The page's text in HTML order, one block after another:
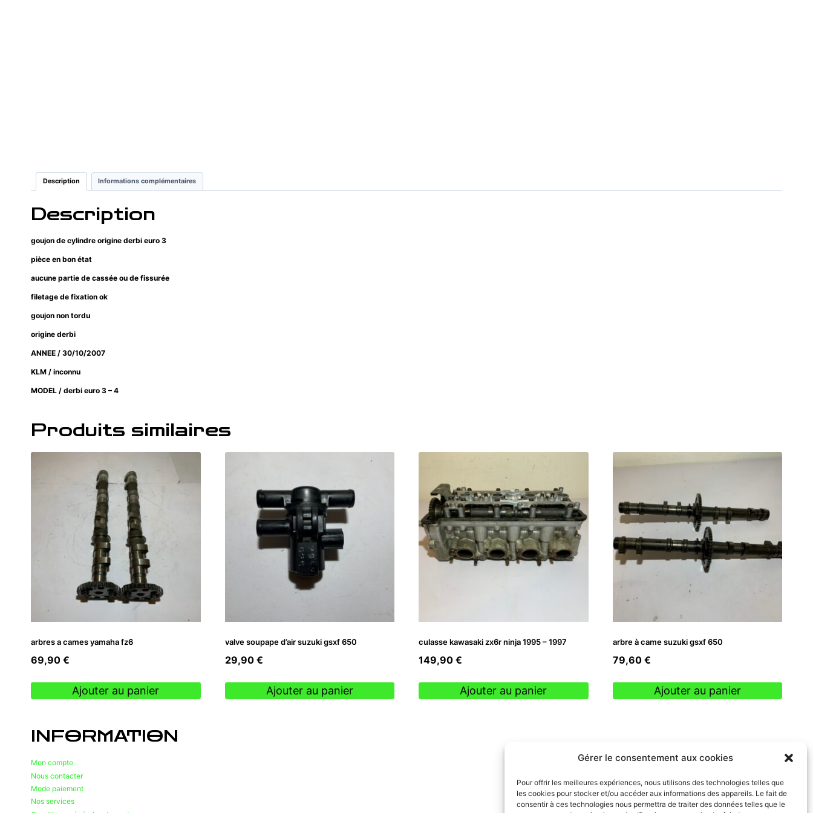
Gérer le consentement aux cookies
Pour offrir les meilleures expériences, nous utilisons des technologies telles que
les cookies pour stocker et/ou accéder aux informations des appareils. Le fait de
consentir à ces technologies nous permettra de traiter des données telles que le
Description Informations complémentaires
Description
goujon de cylindre origine derbi euro 3
pièce en bon état
aucune partie de cassée ou de fissurée
filetage de fixation ok
goujon non tordu
origine derbi
ANNEE / 30/10/2007
KLM / inconnu
MODEL / derbi euro 3 – 4
Produits similaires
arbres a cames yamaha fz6
69,90 €
Ajouter au panier
valve soupape d’air suzuki gsxf 650
29,90 €
Ajouter au panier
culasse kawasaki zx6r ninja 1995 – 1997
149,90 €
Ajouter au panier
arbre à came suzuki gsxf 650
79,60 €
Ajouter au panier
INFORMATION
Mon compte
Nous contacter
Mode paiement
Nos services